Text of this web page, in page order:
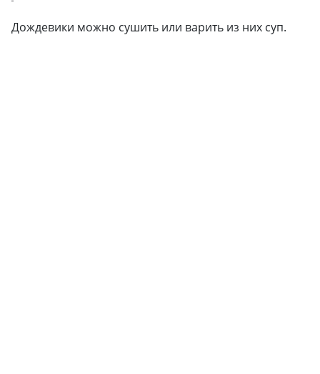
Дождевики можно сушить или варить из них суп.